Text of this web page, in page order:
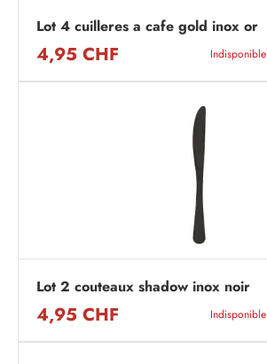
Lot 4 cuilleres a cafe gold inox or
4,95 CHF Indisponible
Lot 2 couteaux shadow inox noir
4,95 CHF Indisponible